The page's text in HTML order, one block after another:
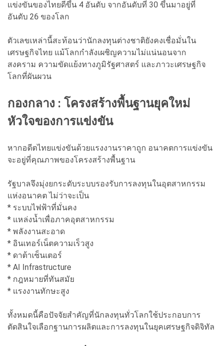
แข่งขันของไทยดีขึ้น 4 อันดับ จากอันดับที่ 30 ขึ้นมาอยู่ที่
อันดับ 26 ของโลก
ตัวเลขเหล่านี้สะท้อนว่านักลงทุนต่างชาติยังคงเชื่อมั่นใน
เศรษฐกิจไทย แม้โลกกำลังเผชิญความไม่แน่นอนจาก
สงคราม ความขัดแย้งทางภูมิรัฐศาสตร์ และภาวะเศรษฐกิจ
โลกที่ผันผวน
กองกลาง : โครงสร้างพื้นฐานยุคใหม่
หัวใจของการแข่งขัน
หากอดีตไทยแข่งขันด้วยแรงงานราคาถูก อนาคตการแข่งขัน
จะอยู่ที่คุณภาพของโครงสร้างพื้นฐาน
รัฐบาลจึงมุ่งยกระดับระบบรองรับการลงทุนในอุตสาหกรรม
แห่งอนาคต ไม่ว่าจะเป็น
* ระบบไฟฟ้าที่มั่นคง
* แหล่งน้ำเพื่อภาคอุตสาหกรรม
* พลังงานสะอาด
* อินเทอร์เน็ตความเร็วสูง
* ดาต้าเซ็นเตอร์
* AI Infrastructure
* กฎหมายที่ทันสมัย
* แรงงานทักษะสูง
ทั้งหมดนี้คือปัจจัยสำคัญที่นักลงทุนทั่วโลกใช้ประกอบการ
ตัดสินใจเลือกฐานการผลิตและการลงทุนในยุคเศรษฐกิจดิจิทัล